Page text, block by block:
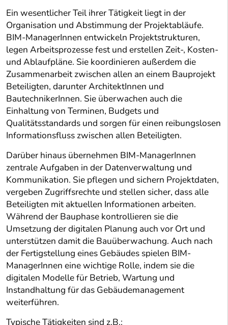
Ein wesentlicher Teil ihrer Tätigkeit liegt in der
Organisation und Abstimmung der Projektabläufe.
BIM-ManagerInnen entwickeln Projektstrukturen,
legen Arbeitsprozesse fest und erstellen Zeit-, Kosten-
und Ablaufpläne. Sie koordinieren außerdem die
Zusammenarbeit zwischen allen an einem Bauprojekt
Beteiligten, darunter ArchitektInnen und
BautechnikerInnen. Sie überwachen auch die
Einhaltung von Terminen, Budgets und
Qualitätsstandards und sorgen für einen reibungslosen
Informationsfluss zwischen allen Beteiligten.
Darüber hinaus übernehmen BIM-ManagerInnen
zentrale Aufgaben in der Datenverwaltung und
Kommunikation. Sie pflegen und sichern Projektdaten,
vergeben Zugriffsrechte und stellen sicher, dass alle
Beteiligten mit aktuellen Informationen arbeiten.
Während der Bauphase kontrollieren sie die
Umsetzung der digitalen Planung auch vor Ort und
unterstützen damit die Bauüberwachung. Auch nach
der Fertigstellung eines Gebäudes spielen BIM-
ManagerInnen eine wichtige Rolle, indem sie die
digitalen Modelle für Betrieb, Wartung und
Instandhaltung für das Gebäudemanagement
weiterführen.
Typische Tätigkeiten sind z.B.: